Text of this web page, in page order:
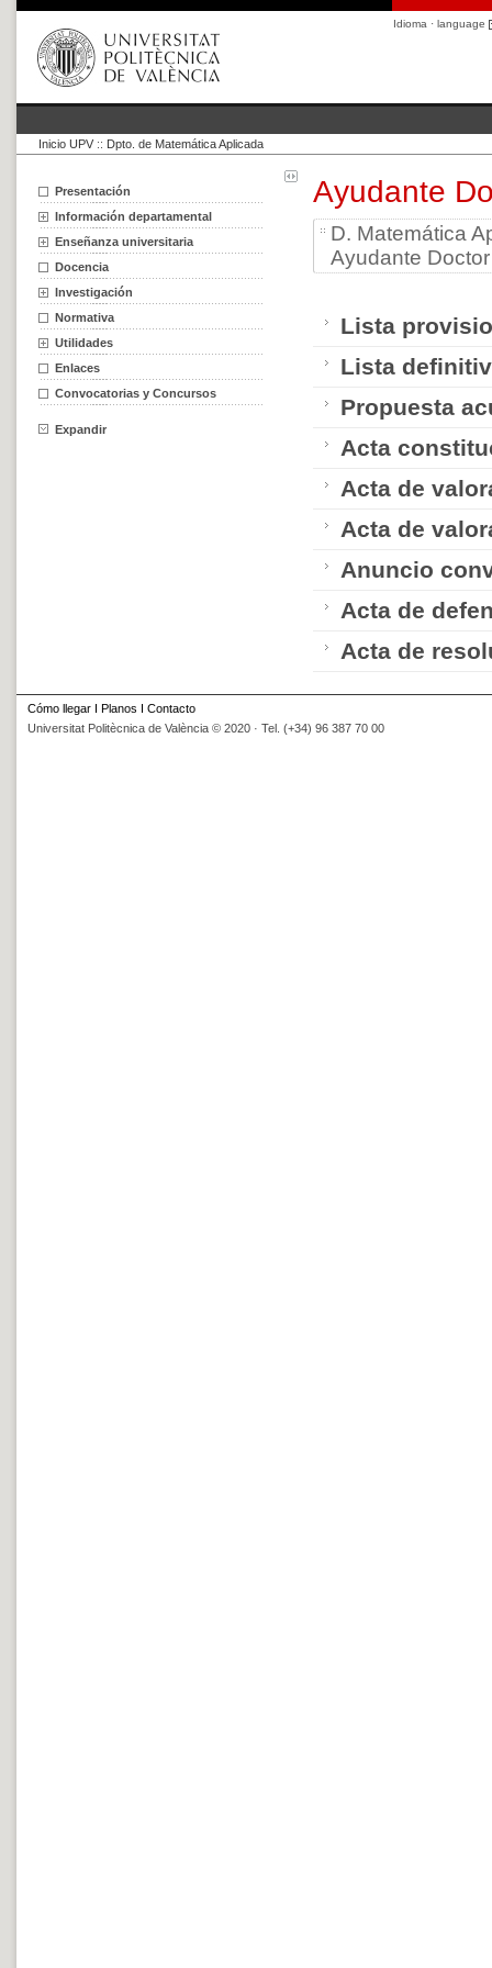
Idioma · language
Inicio UPV :: Dpto. de Matemática Aplicada
Presentación
Información departamental
Enseñanza universitaria
Docencia
Investigación
Normativa
Utilidades
Enlaces
Convocatorias y Concursos
Expandir
Ayudante
D. Matemática
Ayudante
Lista
Lista
Propuesta
Acta
Acta de
Acta de
Anuncio
Acta de
Acta de
Cómo llegar I Planos I Contacto
Universitat Politècnica de València © 2020 · Tel. (+34) 96 387 70 00